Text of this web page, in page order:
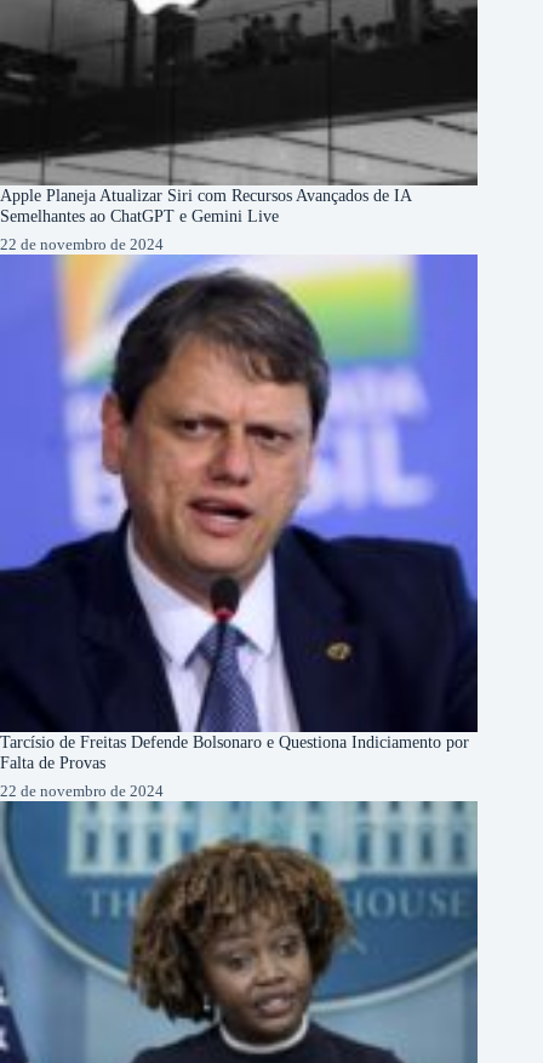
Apple Planeja Atualizar Siri com Recursos Avançados de IA
Semelhantes ao ChatGPT e Gemini Live
22 de novembro de 2024
Tarcísio de Freitas Defende Bolsonaro e Questiona Indiciamento por
Falta de Provas
22 de novembro de 2024